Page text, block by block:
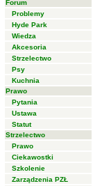
Forum
Problemy
Hyde Park
Wiedza
Akcesoria
Strzelectwo
Psy
Kuchnia
Prawo
Pytania
Ustawa
Statut
Strzelectwo
Prawo
Ciekawostki
Szkolenie
Zarządzenia PZŁ